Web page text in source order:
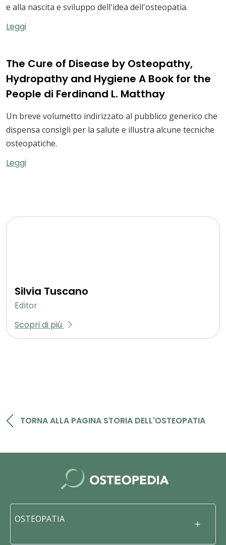
e alla nascita e sviluppo dell'idea dell'osteopatia.
Leggi
The Cure of Disease by Osteopathy,
Hydropathy and Hygiene A Book for the
People di Ferdinand L. Matthay
Un breve volumetto indirizzato al pubblico generico che
dispensa consigli per la salute e illustra alcune tecniche
osteopatiche.
Leggi
Silvia Tuscano
Editor
Scopri di più
TORNA ALLA PAGINA STORIA DELL'OSTEOPATIA
OSTEOPATIA